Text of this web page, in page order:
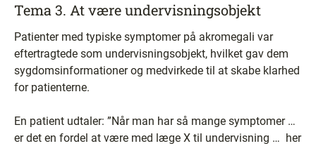
Tema 3. At være undervisningsobjekt
Patienter med typiske symptomer på akromegali var
eftertragtede som undervisningsobjekt, hvilket gav dem
sygdomsinformationer og medvirkede til at skabe klarhed
for patienterne.
En patient udtaler: ”Når man har så mange symptomer …
er det en fordel at være med læge X til undervisning … her